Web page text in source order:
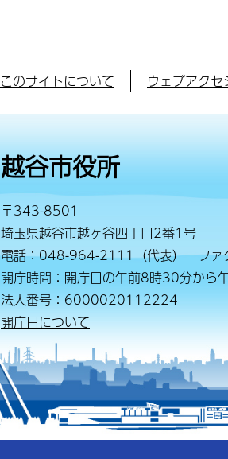
このサイトについて ウェブアク
越谷市役所
〒343-8501
埼玉県越谷市越ヶ谷四丁目2番1号
電話：048-964-2111（代表） フ
開庁時間：開庁日の午前8時30分から
法人番号：6000020112224
開庁日について